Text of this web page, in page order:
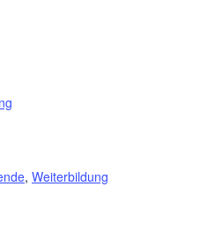
, Weiterbildung